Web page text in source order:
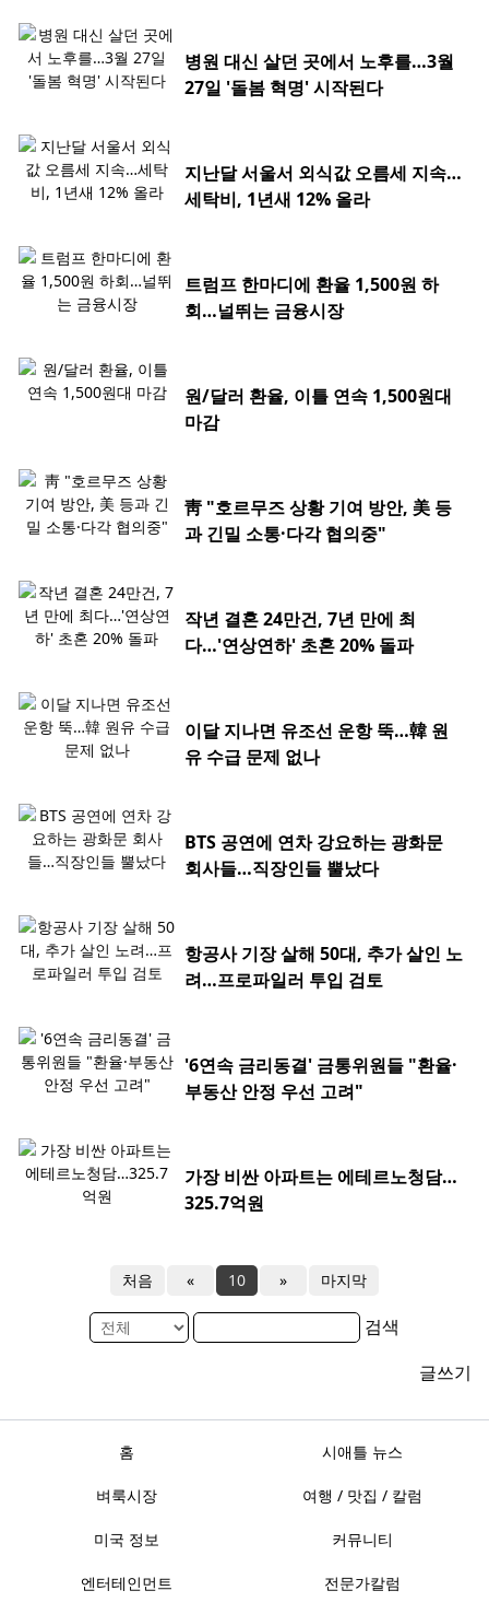
병원 대신 살던 곳에서 노후를…3월
27일 '돌봄 혁명' 시작된다
지난달 서울서 외식값 오름세 지속…
세탁비, 1년새 12% 올라
트럼프 한마디에 환율 1,500원 하
회…널뛰는 금융시장
원/달러 환율, 이틀 연속 1,500원대
마감
靑 "호르무즈 상황 기여 방안, 美 등
과 긴밀 소통·다각 협의중"
작년 결혼 24만건, 7년 만에 최
다…'연상연하' 초혼 20% 돌파
이달 지나면 유조선 운항 뚝…韓 원
유 수급 문제 없나
BTS 공연에 연차 강요하는 광화문
회사들…직장인들 뿔났다
항공사 기장 살해 50대, 추가 살인 노
려…프로파일러 투입 검토
'6연속 금리동결' 금통위원들 "환율·
부동산 안정 우선 고려"
가장 비싼 아파트는 에테르노청담…
325.7억원
처음 « 10 » 마지막
검색
글쓰기
홈 시애틀 뉴스
벼룩시장 여행 / 맛집 / 칼럼
미국 정보 커뮤니티
엔터테인먼트 전문가칼럼